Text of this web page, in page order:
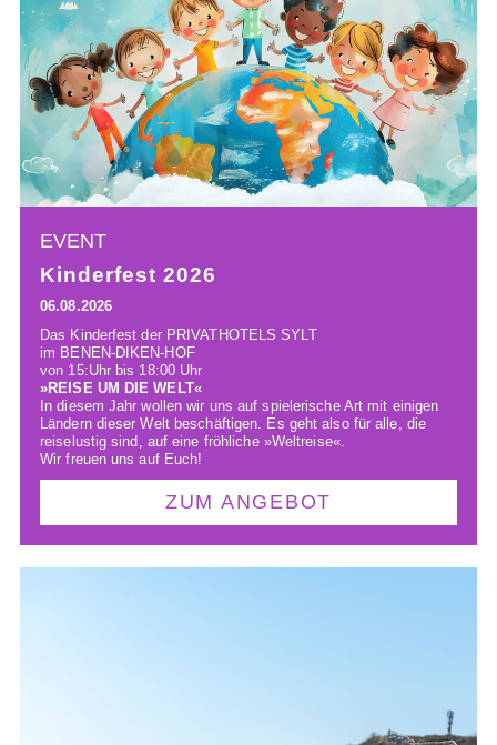
EVENT
Kinderfest 2026
06.08.2026
Das Kinderfest der PRIVATHOTELS SYLT
im BENEN-DIKEN-HOF
von 15:Uhr bis 18:00 Uhr
»REISE UM DIE WELT«
In diesem Jahr wollen wir uns auf spielerische Art mit einigen
Ländern dieser Welt beschäftigen. Es geht also für alle, die
reiselustig sind, auf eine fröhliche »Weltreise«.
Wir freuen uns auf Euch!
ZUM ANGEBOT